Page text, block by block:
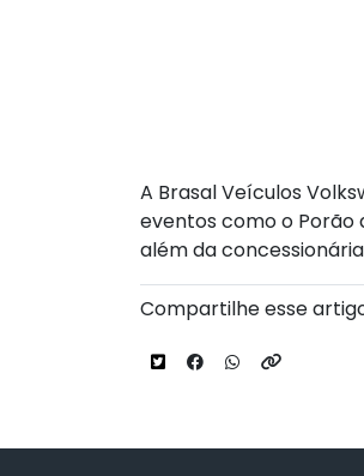
A Brasal Veículos
eventos como o Porão
além da
Compartilhe esse